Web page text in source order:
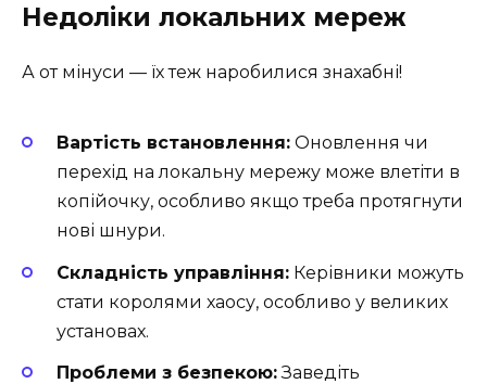
Недоліки локальних мереж
А от мінуси — їх теж наробилися знахабні!
Вартість встановлення: Оновлення чи
перехід на локальну мережу може влетіти в
копійочку, особливо якщо треба протягнути
нові шнури.
Складність управління: Керівники можуть
стати королями хаосу, особливо у великих
установах.
Проблеми з безпекою:Заведіть